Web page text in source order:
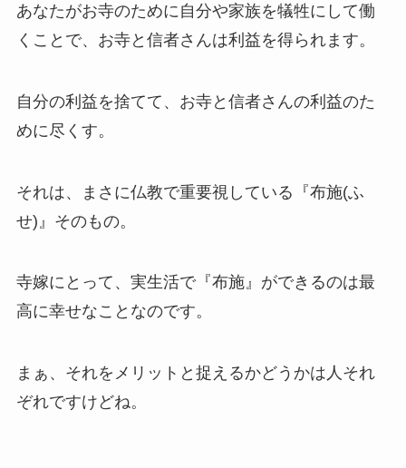
あなたがお寺のために自分や家族を犠牲にして働
くことで、お寺と信者さんは利益を得られます。
自分の利益を捨てて、お寺と信者さんの利益のた
めに尽くす。
それは、まさに仏教で重要視している『布施(ふ
せ)』そのもの。
寺嫁にとって、実生活で『布施』ができるのは最
高に幸せなことなのです。
まぁ、それをメリットと捉えるかどうかは人それ
ぞれですけどね。